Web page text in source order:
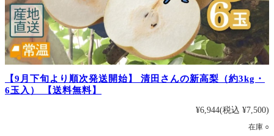
【9月下旬より順次発送開始】 清田さんの新高梨（約3kg・
6玉入） 【送料無料】
¥6,944(税込 ¥7,500)
在庫 ○